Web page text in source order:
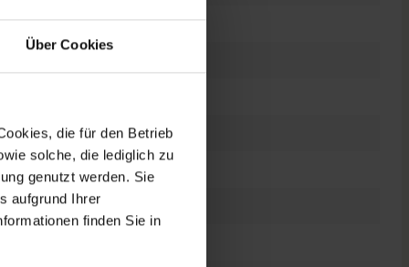
Über Cookies
die für den Betrieb
solche, die lediglich zu
genutzt werden. Sie
aufgrund Ihrer
finden Sie in
x 1080 FHD
SSD